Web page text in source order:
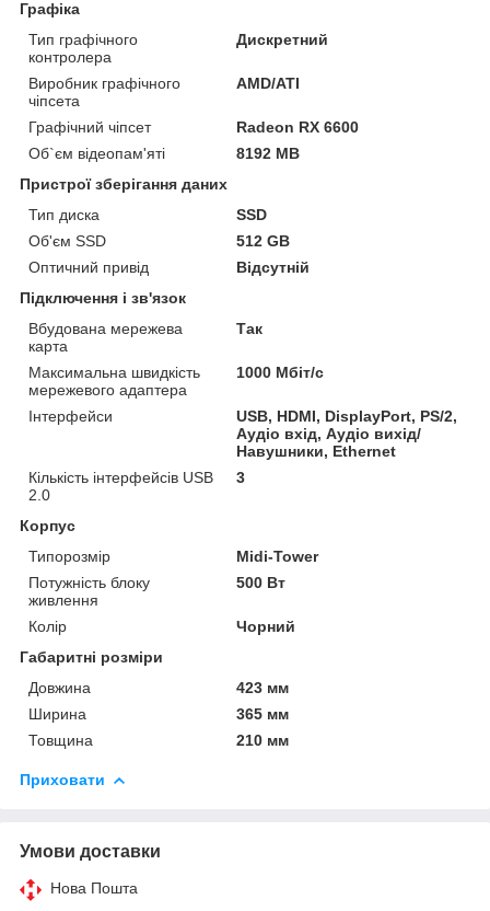
Графіка
Тип графічного
контролера
Дискретний
Виробник графічного
чіпсета
AMD/ATI
Графічний чіпсет
Radeon RX 6600
Об`єм відеопам'яті
8192 MB
Пристрої зберігання даних
Тип диска
SSD
Об'єм SSD
512 GB
Оптичний привід
Відсутній
Підключення і зв'язок
Вбудована мережева
карта
Так
Максимальна швидкість
мережевого адаптера
1000 Мбіт/с
Інтерфейси
USB, HDMI, DisplayPort, PS/2,
Аудіо вхід, Аудіо вихід/
Навушники, Ethernet
Кількість інтерфейсів USB
2.0
3
Корпус
Типорозмір
Midi-Tower
Потужність блоку
живлення
500 Вт
Колір
Чорний
Габаритні розміри
Довжина
423 мм
Ширина
365 мм
Товщина
210 мм
Приховати
Умови доставки
Нова Пошта